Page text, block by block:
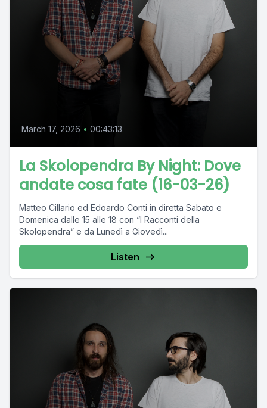
March 17, 2026 • 00:43:13
La Skolopendra By Night: Dove
andate cosa fate (16-03-26)
Matteo Cillario ed Edoardo Conti in diretta Sabato e
Domenica dalle 15 alle 18 con “I Racconti della
Skolopendra” e da Lunedì a Giovedì...
Listen